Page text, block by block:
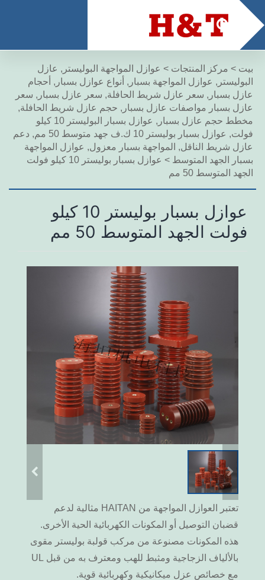
بيت > مركز المنتجات > عوازل المواجهة البوليستر , عازل
البوليستر , عوازل المواجهة بسبار , أنواع عوازل بسبار , أحجام
عازل بسبار , سعر عازل شريط الحافلة, سعر عازل بسبار , سعر
عازل بسبار مواصفات عازل بسبار , حجم عازل شريط الحافلة,
مخطط حجم عازل بسبار ,
عوازل بسبار البوليستر 10 كيلو
فولت, عوازل بسبار بوليستر 10 ك.ف جهد متوسط ​​50 مم , دعم
عازل شريط الناقل, المواجهة بسبار معزول, عوازل المواجهة
بسبار الجهد المتوسط >
عوازل بسبار بوليستر 10 كيلو فولت
الجهد المتوسط ​​50 مم
عوازل بسبار بوليستر 10 كيلو
فولت الجهد المتوسط ​​50 مم
تعتبر العوازل المواجهة من HAITAN مثالية لدعم
قضبان التوصيل أو المكونات الكهربائية الحية الأخرى.
هذه المكونات مصنوعة من مركب قولبة بوليستر مقوى
بالألياف الزجاجية ومثبط للهب ومعترف به من قبل UL
مع خصائص عزل ميكانيكية وكهربائية قوية.